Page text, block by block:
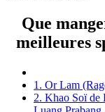
Que
meilleures
1. Or Lam
2. Khao Soï de